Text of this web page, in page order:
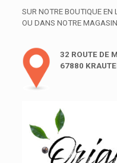
SUR NOTRE BOUTIQUE EN
OU DANS NOTRE MAGASIN
32 ROUTE DE
67880